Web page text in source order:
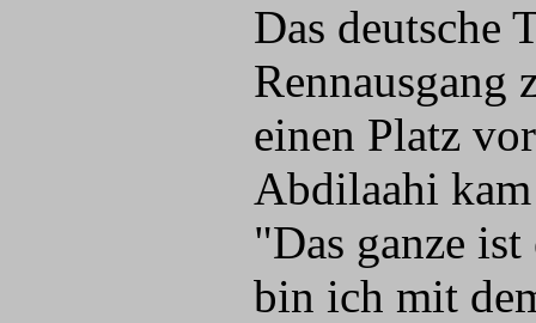
Das deutsche
einen Platz
Abdilaahi
"Das ganze
bin ich mit